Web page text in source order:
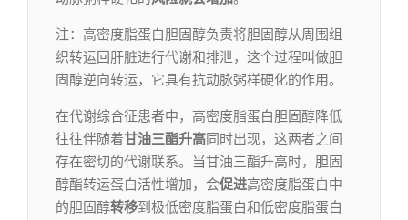
注：高密度脂蛋白胆固醇负责将胆固醇从周围组
织转运回肝脏进行代谢和排泄，这个过程叫做胆
固醇逆向转运，它具有抗动脉粥样硬化的作用。
在代谢综合征患者中，高密度脂蛋白胆固醇降低
往往伴随着甘油三酯升高同时出现，这两者之间
存在密切的代谢联系。当甘油三酯升高时，胆固
醇酯转运蛋白活性增加，会促进高密度脂蛋白中
的胆固醇转移到极低密度脂蛋白和低密度脂蛋白